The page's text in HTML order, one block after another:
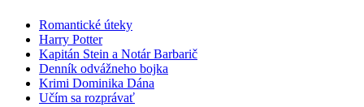
Romantické úteky
Harry Potter
Kapitán Stein a Notár Barbarič
Denník odvážneho bojka
Krimi Dominika Dána
Učím sa rozprávať